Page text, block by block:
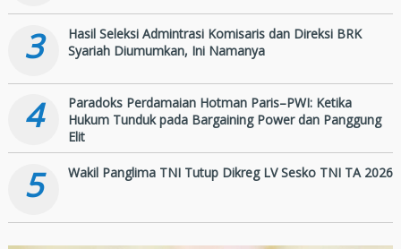
3
Hasil Seleksi Admintrasi Komisaris dan Direksi BRK
Syariah Diumumkan, Ini Namanya
4
Paradoks Perdamaian Hotman Paris–PWI: Ketika
Hukum Tunduk pada Bargaining Power dan Panggung
Elit
5 Wakil Panglima TNI Tutup Dikreg LV Sesko TNI TA 2026